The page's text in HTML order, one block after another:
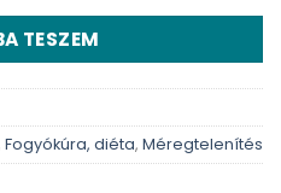
TESZEM
Fogyókúra, diéta, Méregtelenítés